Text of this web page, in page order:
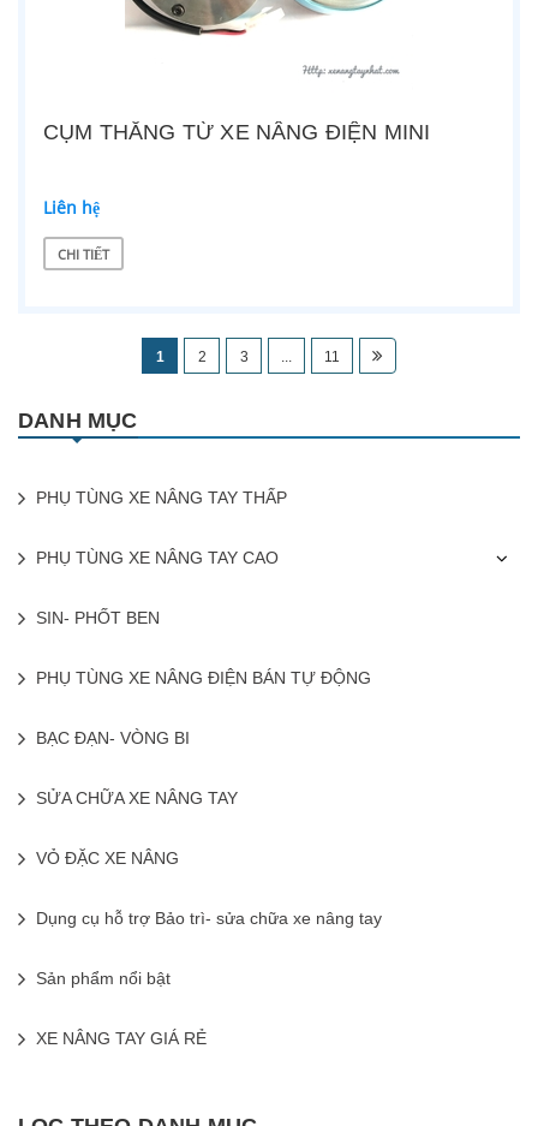
CỤM THẮNG TỪ XE NÂNG ĐIỆN MINI
Liên hệ
CHI TIẾT
1 2 3 ... 11
DANH MỤC
PHỤ TÙNG XE NÂNG TAY THẤP
PHỤ TÙNG XE NÂNG TAY CAO
SIN- PHỐT BEN
PHỤ TÙNG XE NÂNG ĐIỆN BÁN TỰ ĐỘNG
BẠC ĐẠN- VÒNG BI
SỬA CHỮA XE NÂNG TAY
VỎ ĐẶC XE NÂNG
Dụng cụ hỗ trợ Bảo trì- sửa chữa xe nâng tay
Sản phẩm nổi bật
XE NÂNG TAY GIÁ RẺ